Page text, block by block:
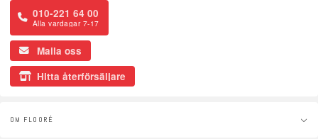
010-221 64 00
Alla vardagar 7-17
Maila oss
Hitta återförsäljare
OM FLOORÉ